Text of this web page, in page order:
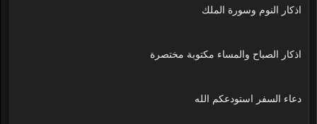
اذكار النوم وسورة الملك
اذكار الصباح والمساء مكتوبة مختصرة
دعاء السفر استودعكم الله